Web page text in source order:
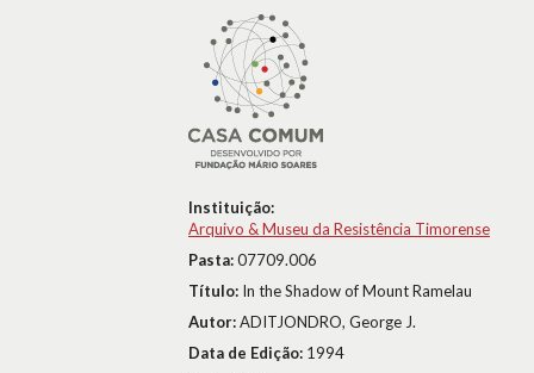
Instituição:
Arquivo & Museu da Resistência Timorense
Pasta:07709.006
Título: In the Shadow of Mount Ramelau
Autor:ADITJONDRO, George J.
Data de Edição: 1994